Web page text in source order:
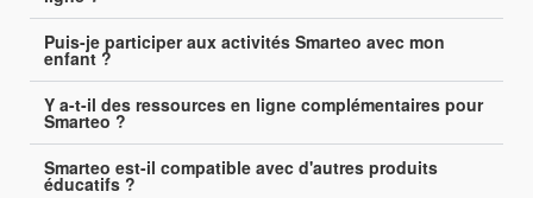
Puis-je participer aux activités Smarteo avec mon
enfant ?
Y a-t-il des ressources en ligne complémentaires pour
Smarteo ?
Smarteo est-il compatible avec d'autres produits
éducatifs ?